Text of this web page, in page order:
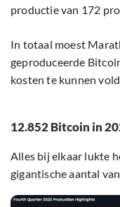
productie van 172
In totaal moest
geproduceerde
kosten te kunnen
12.852 Bitcoin in
Alles bij elkaar lukte
gigantische aantal